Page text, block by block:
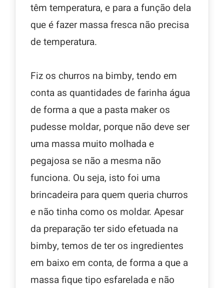
têm temperatura, e para a função dela
que é fazer massa fresca não precisa
de temperatura.
Fiz os churros na bimby, tendo em
conta as quantidades de farinha água
de forma a que a pasta maker os
pudesse moldar, porque não deve ser
uma massa muito molhada e
pegajosa se não a mesma não
funciona. Ou seja, isto foi uma
brincadeira para quem queria churros
e não tinha como os moldar. Apesar
da preparação ter sido efetuada na
bimby, temos de ter os ingredientes
em baixo em conta, de forma a que a
massa fique tipo esfarelada e não